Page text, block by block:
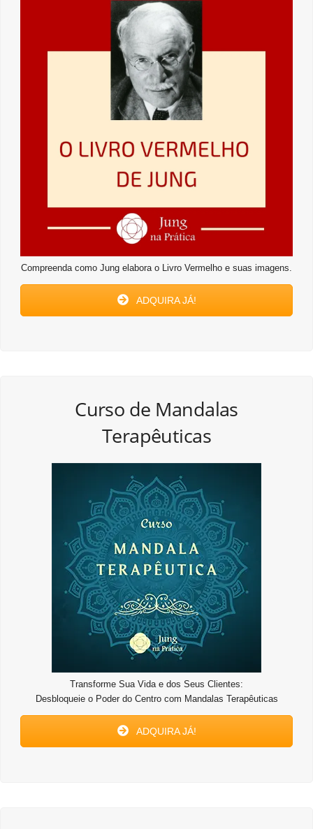
Compreenda como Jung elabora o Livro Vermelho e suas imagens.
ADQUIRA JÁ!
Curso de Mandalas
Terapêuticas
Transforme Sua Vida e dos Seus Clientes:
Desbloqueie o Poder do Centro com Mandalas Terapêuticas
ADQUIRA JÁ!